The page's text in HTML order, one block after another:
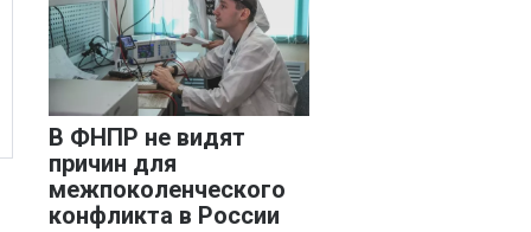
В ФНПР не видят
причин для
межпоколенческого
конфликта в России